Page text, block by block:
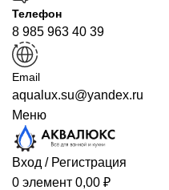
Телефон
8 985 963 40 39
Email
aqualux.su@yandex.ru
Меню
Вход / Регистрация
0 элемент 0,00 ₽